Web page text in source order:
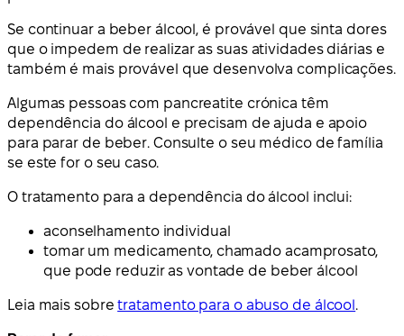
Se continuar a beber álcool, é provável que sinta dores
que o impedem de realizar as suas atividades diárias e
também é mais provável que desenvolva complicações.
Algumas pessoas com pancreatite crónica têm
dependência do álcool e precisam de ajuda e apoio
para parar de beber. Consulte o seu médico de família
se este for o seu caso.
O tratamento para a dependência do álcool inclui:
aconselhamento individual
tomar um medicamento, chamado acamprosato,
que pode reduzir as vontade de beber álcool
Leia mais sobretratamento para o abuso de álcool.